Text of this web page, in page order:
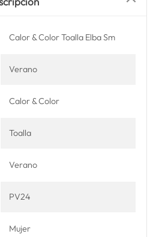
Calor & Color Toalla Elba Sm
Verano
Calor & Color
Toalla
Verano
PV24
Mujer